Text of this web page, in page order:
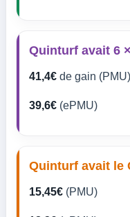
Quinturf avait 6
41,4€ de gain (PMU)
39,6€ (ePMU)
Quinturf avait le
15,45€ (PMU)